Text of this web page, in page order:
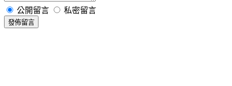
公開留言 私密留言
發佈留言